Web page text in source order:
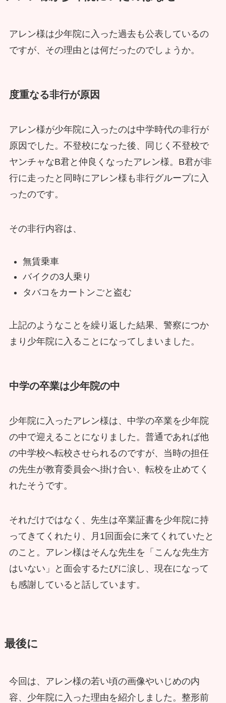
アレン様は少年院に入った過去も公表しているの
ですが、その理由とは何だったのでしょうか。
度重なる非行が原因
アレン様が少年院に入ったのは中学時代の非行が
原因でした。不登校になった後、同じく不登校で
ヤンチャなB君と仲良くなったアレン様。B君が非
行に走ったと同時にアレン様も非行グループに入
ったのです。
その非行内容は、
無賃乗車
バイクの3人乗り
タバコをカートンごと盗む
上記のようなことを繰り返した結果、警察につか
まり少年院に入ることになってしまいました。
中学の卒業は少年院の中
少年院に入ったアレン様は、中学の卒業を少年院
の中で迎えることになりました。普通であれば他
の中学校へ転校させられるのですが、当時の担任
の先生が教育委員会へ掛け合い、転校を止めてく
れたそうです。
それだけではなく、先生は卒業証書を少年院に持
ってきてくれたり、月1回面会に来てくれていたと
のこと。アレン様はそんな先生を「こんな先生方
はいない」と面会するたびに涙し、現在になって
も感謝していると話しています。
最後に
今回は、アレン様の若い頃の画像やいじめの内
容、少年院に入った理由を紹介しました。整形前